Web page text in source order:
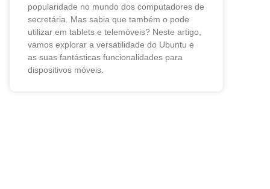
popularidade no mundo dos computadores de
secretária. Mas sabia que também o pode
utilizar em tablets e telemóveis? Neste artigo,
vamos explorar a versatilidade do Ubuntu e
as suas fantásticas funcionalidades para
dispositivos móveis.